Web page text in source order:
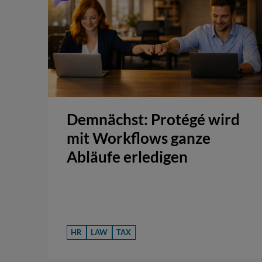
Demnächst: Protégé wird
mit Workflows ganze
Abläufe erledigen
HR LAW TAX